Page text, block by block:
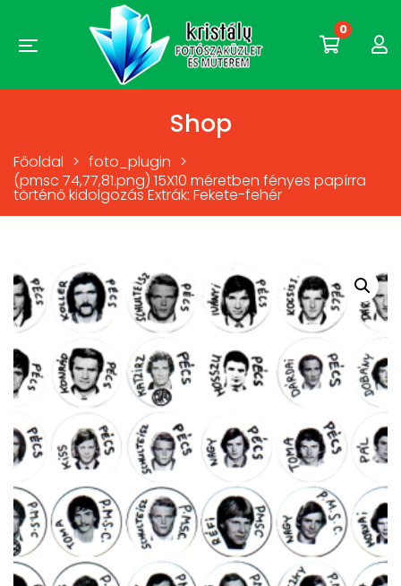
0
Shop
Főoldal > foto_plugin >
(pmsc 74,77,81.png) 15X10 méretben fényes papírra
történő kidolgozás Extrák: Fekete-fehér